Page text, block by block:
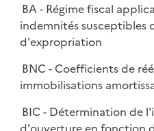
BA - Régime fiscal
indemnités susceptibles
d'expropriation
BNC - Coefficients de
immobilisations
BIC - Détermination de